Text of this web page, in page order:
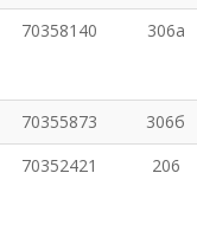
70358140 306а
70355873
306б
70352421 206